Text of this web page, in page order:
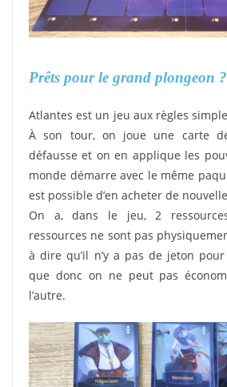
Prêts pour le grand plongeon ?
Atlantes est un jeu aux règles
À son tour, on joue une carte
défausse et on en applique les
monde démarre avec le même
est possible d’en acheter de
On a, dans le jeu, 2
ressources ne sont pas
à dire qu’il n’y a pas de jeton
que donc on ne peut pas
l’autre.